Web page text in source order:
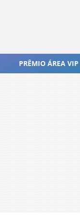
PRÊMIO ÁREA VIP